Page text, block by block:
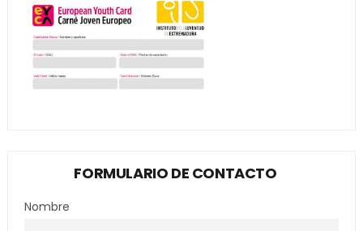
FORMULARIO DE CONTACTO
Nombre